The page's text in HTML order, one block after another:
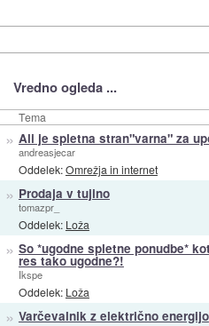
Vredno ogleda ...
Tema
» Ali je spletna stran"varna" za
andreasjecar
Oddelek:Omrežja in internet
» Prodaja v tujino
tomazpr_
Oddelek: Loža
» So *ugodne spletne ponudbe*
res tako ugodne?!
Ikspe
Oddelek: Loža
» Varčevalnik z električno energijo